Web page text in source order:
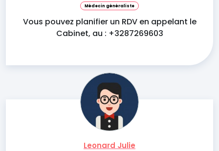
Médecin généraliste
Vous pouvez planifier un RDV en appelant le
Cabinet, au : +3287269603
Leonard Julie